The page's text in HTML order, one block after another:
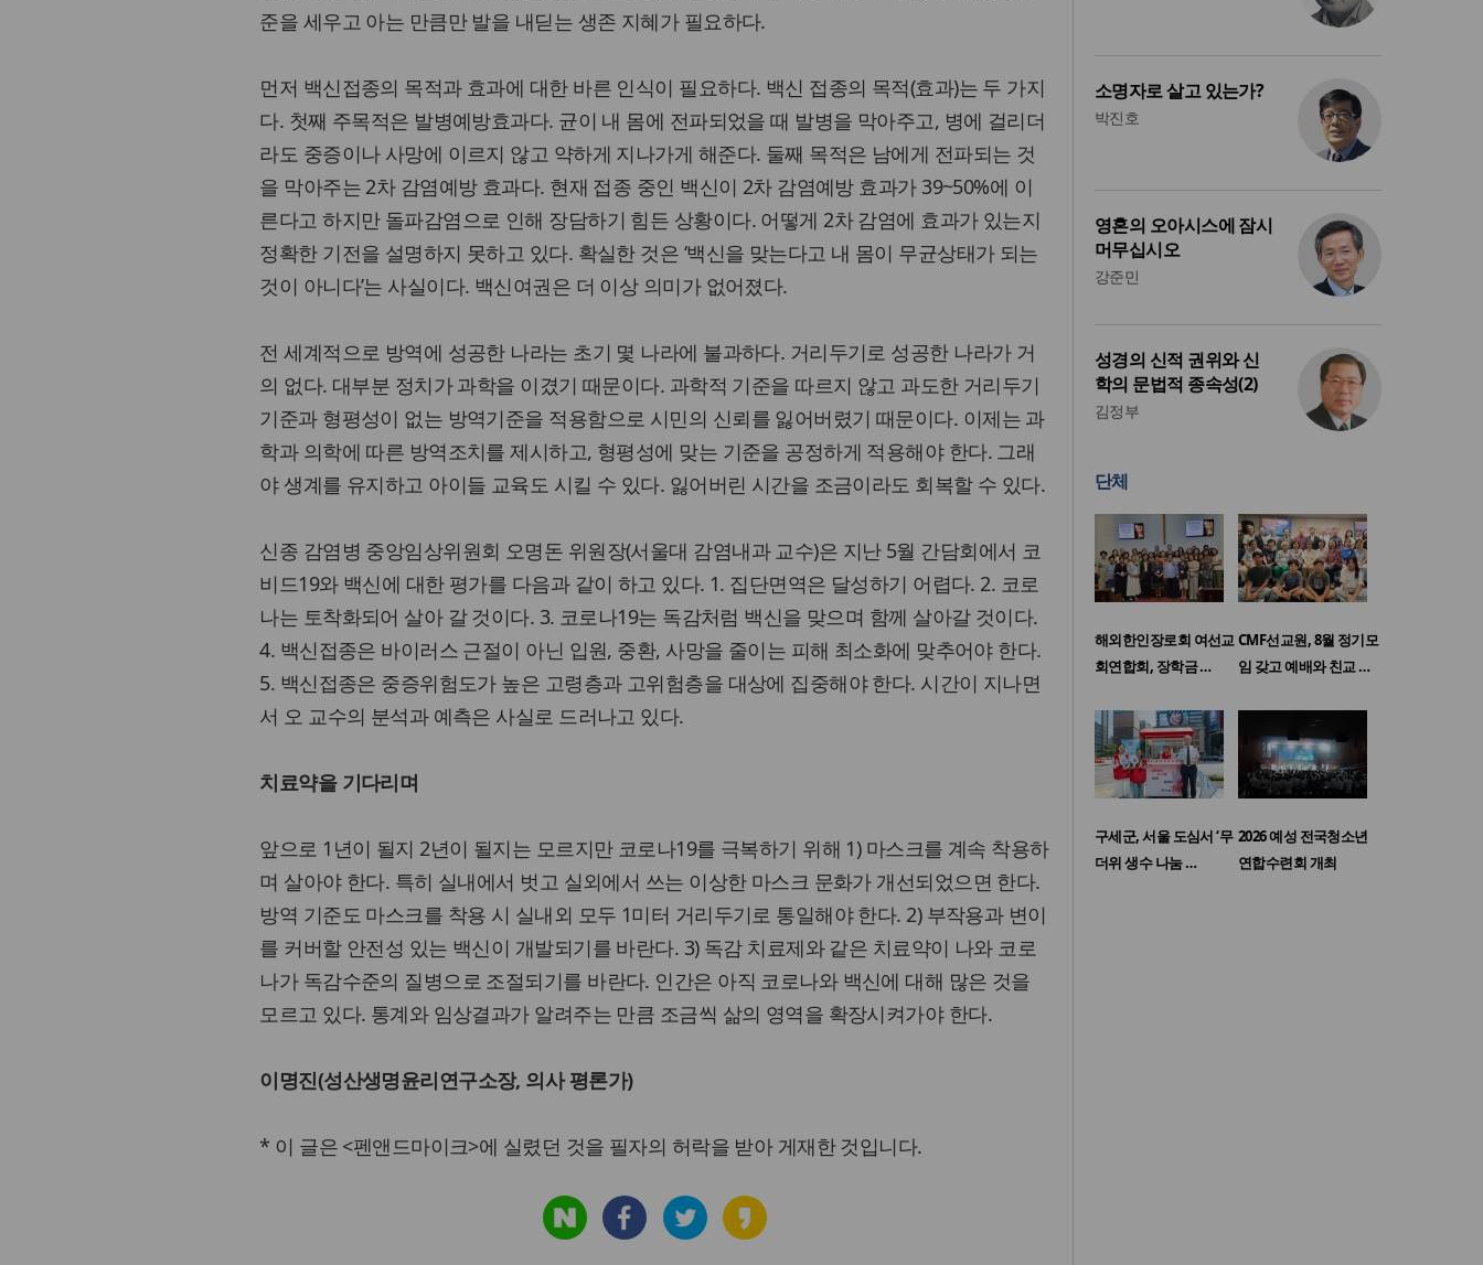
준을 세우고 아는 만큼만 발을 내딛는 생존 지혜가 필요하다.
먼저 백신접종의 목적과 효과에 대한 바른 인식이 필요하다. 백신 접종의 목적(효과)는 두 가지
다. 첫째 주목적은 발병예방효과다. 균이 내 몸에 전파되었을 때 발병을 막아주고, 병에 걸리더
라도 중증이나 사망에 이르지 않고 약하게 지나가게 해준다. 둘째 목적은 남에게 전파되는 것
을 막아주는 2차 감염예방 효과다. 현재 접종 중인 백신이 2차 감염예방 효과가 39~50%에 이
른다고 하지만 돌파감염으로 인해 장담하기 힘든 상황이다. 어떻게 2차 감염에 효과가 있는지
정확한 기전을 설명하지 못하고 있다. 확실한 것은 ‘백신을 맞는다고 내 몸이 무균상태가 되는
것이 아니다’는 사실이다. 백신여권은 더 이상 의미가 없어졌다.
전 세계적으로 방역에 성공한 나라는 초기 몇 나라에 불과하다. 거리두기로 성공한 나라가 거
의 없다. 대부분 정치가 과학을 이겼기 때문이다. 과학적 기준을 따르지 않고 과도한 거리두기
기준과 형평성이 없는 방역기준을 적용함으로 시민의 신뢰를 잃어버렸기 때문이다. 이제는 과
학과 의학에 따른 방역조치를 제시하고, 형평성에 맞는 기준을 공정하게 적용해야 한다. 그래
야 생계를 유지하고 아이들 교육도 시킬 수 있다. 잃어버린 시간을 조금이라도 회복할 수 있다.
신종 감염병 중앙임상위원회 오명돈 위원장(서울대 감염내과 교수)은 지난 5월 간담회에서 코
비드19와 백신에 대한 평가를 다음과 같이 하고 있다. 1. 집단면역은 달성하기 어렵다. 2. 코로
나는 토착화되어 살아 갈 것이다. 3. 코로나19는 독감처럼 백신을 맞으며 함께 살아갈 것이다.
4. 백신접종은 바이러스 근절이 아닌 입원, 중환, 사망을 줄이는 피해 최소화에 맞추어야 한다.
5. 백신접종은 중증위험도가 높은 고령층과 고위험층을 대상에 집중해야 한다. 시간이 지나면
서 오 교수의 분석과 예측은 사실로 드러나고 있다.
치료약을 기다리며
앞으로 1년이 될지 2년이 될지는 모르지만 코로나19를 극복하기 위해 1) 마스크를 계속 착용하
며 살아야 한다. 특히 실내에서 벗고 실외에서 쓰는 이상한 마스크 문화가 개선되었으면 한다.
방역 기준도 마스크를 착용 시 실내외 모두 1미터 거리두기로 통일해야 한다. 2) 부작용과 변이
를 커버할 안전성 있는 백신이 개발되기를 바란다. 3) 독감 치료제와 같은 치료약이 나와 코로
나가 독감수준의 질병으로 조절되기를 바란다. 인간은 아직 코로나와 백신에 대해 많은 것을
모르고 있다. 통계와 임상결과가 알려주는 만큼 조금씩 삶의 영역을 확장시켜가야 한다.
이명진(성산생명윤리연구소장, 의사 평론가)
* 이 글은 <펜앤드마이크>에 실렸던 것을 필자의 허락을 받아 게재한 것입니다.
소명자로 살고 있는가?
박진호
영혼의 오아시스에 잠시
머무십시오
강준민
성경의 신적 권위와 신
학의 문법적 종속성(2)
김정부
단체
해외한인장로회 여선교
회연합회, 장학금 …
CMF선교원, 8월 정기모
임 갖고 예배와 친교 …
구세군, 서울 도심서 ‘무
더위 생수 나눔 …
2026 예성 전국청소년
연합수련회 개최